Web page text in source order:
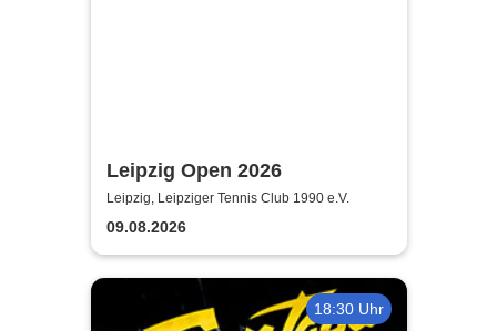
Leipzig Open 2026
Leipzig, Leipziger Tennis Club 1990 e.V.
09.08.2026
18:30 Uhr